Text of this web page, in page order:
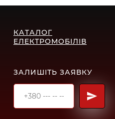
КАТАЛОГ
ЕЛЕКТРОМОБІЛІВ
ЗАЛИШІТЬ ЗАЯВКУ